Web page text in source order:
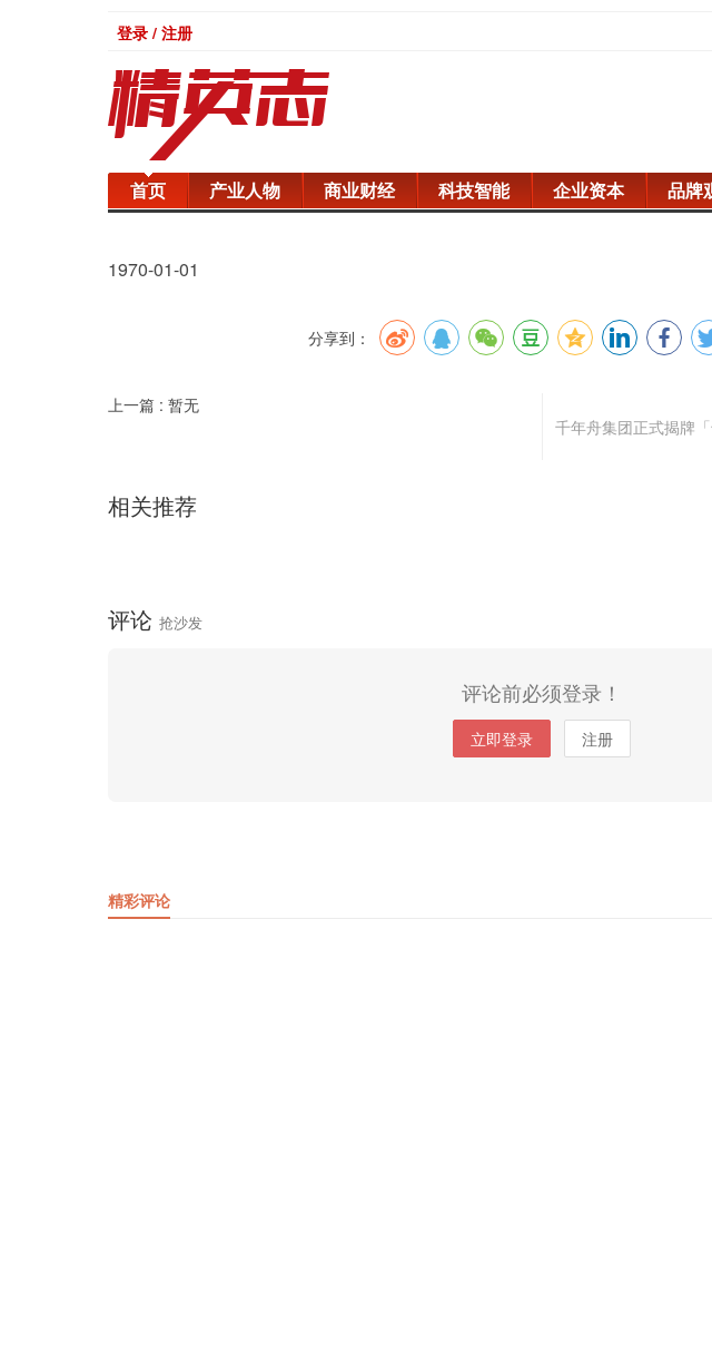
登录 / 注册
首页 产业人物 商业财经 科技智能 企业资本 品牌
1970-01-01
分享到：
上一篇 : 暂无
千年舟集团正式揭牌
相关推荐
评论 抢沙发
评论前必须登录！
立即登录 注册
精彩评论